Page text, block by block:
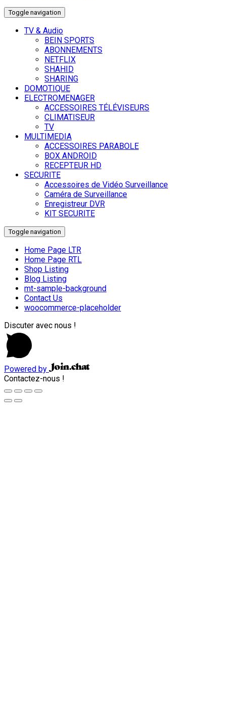
Toggle navigation
TV & Audio
BEIN SPORTS
ABONNEMENTS
NETFLIX
SHAHID
SHARING
DOMOTIQUE
ELECTROMENAGER
ACCESSOIRES TÉLÉVISEURS
CLIMATISEUR
TV
MULTIMEDIA
ACCESSOIRES PARABOLE
BOX ANDROID
RECEPTEUR HD
SECURITE
Accessoires de Vidéo Surveillance
Caméra de Surveillance
Enregistreur DVR
KIT SECURITE
Toggle navigation
Home Page LTR
Home Page RTL
Shop Listing
Blog Listing
mt-sample-background
Contact Us
woocommerce-placeholder
Discuter avec nous !
Powered by
Contactez-nous !